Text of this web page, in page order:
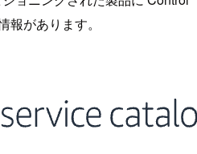
があります。